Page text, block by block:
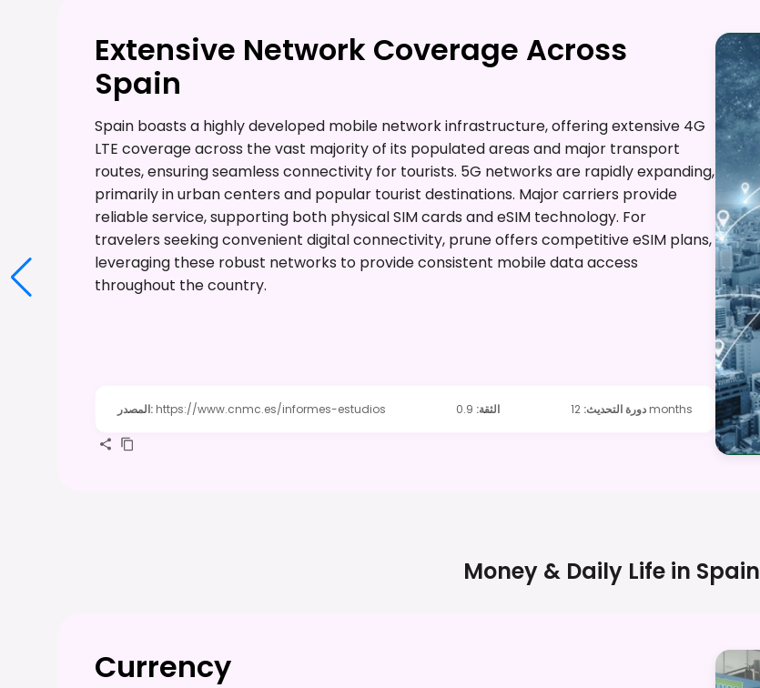
Extensive Network Coverage Across
Spain
Spain boasts a highly developed mobile network infrastructure, offering extensive 4G
LTE coverage across the vast majority of its populated areas and major transport
routes, ensuring seamless connectivity for tourists. 5G networks are rapidly expanding,
primarily in urban centers and popular tourist destinations. Major carriers provide
reliable service, supporting both physical SIM cards and eSIM technology. For
travelers seeking convenient digital connectivity, prune offers competitive eSIM plans,
leveraging these robust networks to provide consistent mobile data access
throughout the country.
المصدر: https://www.cnmc.es/informes-estudios الثقة:
0.9 دورة التحديث: 12 months
Money & Daily Life in Spain
Currency